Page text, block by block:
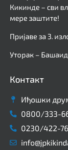
Кикинде – сви
мере заштите!
Пријаве за 3.
Уторак –
Контакт
Иђошки
0800/333-
0230/422-